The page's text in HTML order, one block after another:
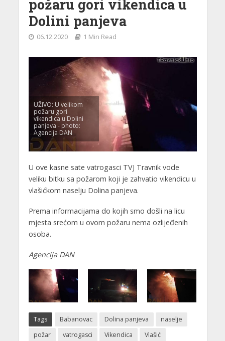
požaru gori vikendica u
Dolini panjeva
06.12.2020 1 Min Read
UŽIVO: U velikom
požaru gori
vikendica u Dolini
panjeva - photo:
Agencija DAN
U ove kasne sate vatrogasci TVJ Travnik vode
veliku bitku sa požarom koji je zahvatio vikendicu u
vlašićkom naselju Dolina panjeva.
Prema informacijama do kojih smo došli na licu
mjesta srećom u ovom požaru nema ozlijeđenih
osoba.
Agencija DAN
Tags Babanovac Dolina panjeva
naselje
požar
vatrogasci Vikendica Vlašić